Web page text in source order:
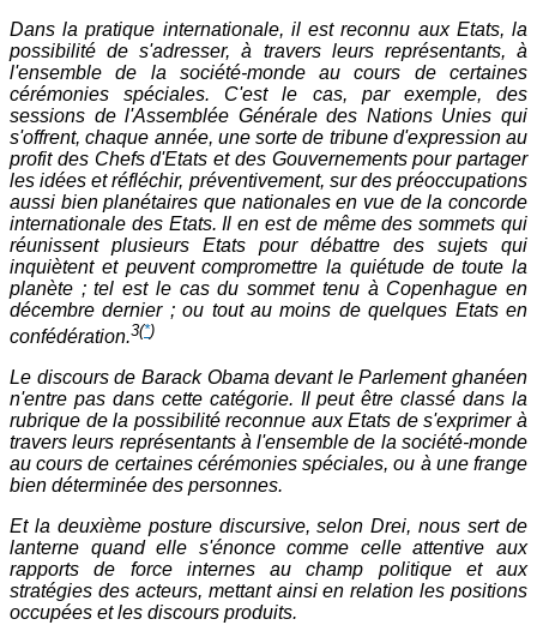
Dans la pratique internationale, il est reconnu aux Etats, la
possibilité de s'adresser, à travers leurs représentants, à
l'ensemble de la société-monde au cours de certaines
cérémonies spéciales. C'est le cas, par exemple, des
sessions de l'Assemblée Générale des Nations Unies qui
s'offrent, chaque année, une sorte de tribune d'expression au
profit des Chefs d'Etats et des Gouvernements pour partager
les idées et réfléchir, préventivement, sur des préoccupations
aussi bien planétaires que nationales en vue de la concorde
internationale des Etats. Il en est de même des sommets qui
réunissent plusieurs Etats pour débattre des sujets qui
inquiètent et peuvent compromettre la quiétude de toute la
planète ; tel est le cas du sommet tenu à Copenhague en
décembre dernier ; ou tout au moins de quelques Etats en
confédération.3(*)
Le discours de Barack Obama devant le Parlement ghanéen
n'entre pas dans cette catégorie. Il peut être classé dans la
rubrique de la possibilité reconnue aux Etats de s'exprimer à
travers leurs représentants à l'ensemble de la société-monde
au cours de certaines cérémonies spéciales, ou à une frange
bien déterminée des personnes.
Et la deuxième posture discursive, selon Drei, nous sert de
lanterne quand elle s'énonce comme celle attentive aux
rapports de force internes au champ politique et aux
stratégies des acteurs, mettant ainsi en relation les positions
occupées et les discours produits.